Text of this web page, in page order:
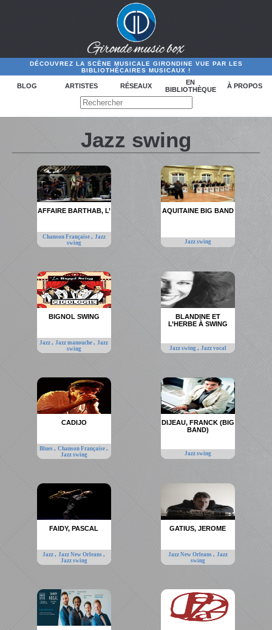
DÉCOUVREZ LA SCÈNE MUSICALE GIRONDINE VUE PAR LES
BIBLIOTHÉCAIRES MUSICAUX !
BLOG ARTISTES RÉSEAUX
EN
BIBLIOTHÈQUE
À PROPOS
Jazz swing
AFFAIRE BARTHAB, L’
Chanson Française , Jazz
swing
AQUITAINE BIG BAND
Jazz swing
BIGNOL SWING
Jazz,Jazz manouche,Jazz
swing
BLANDINE ET
L’HERBE À SWING
Jazz swing , Jazz vocal
CADIJO
Blues,Chanson Française,
Jazz swing
DIJEAU, FRANCK (BIG
BAND)
Jazz swing
FAIDY, PASCAL
Jazz,Jazz New Orleans,
Jazz swing
GATIUS, JEROME
Jazz New Orleans , Jazz
swing